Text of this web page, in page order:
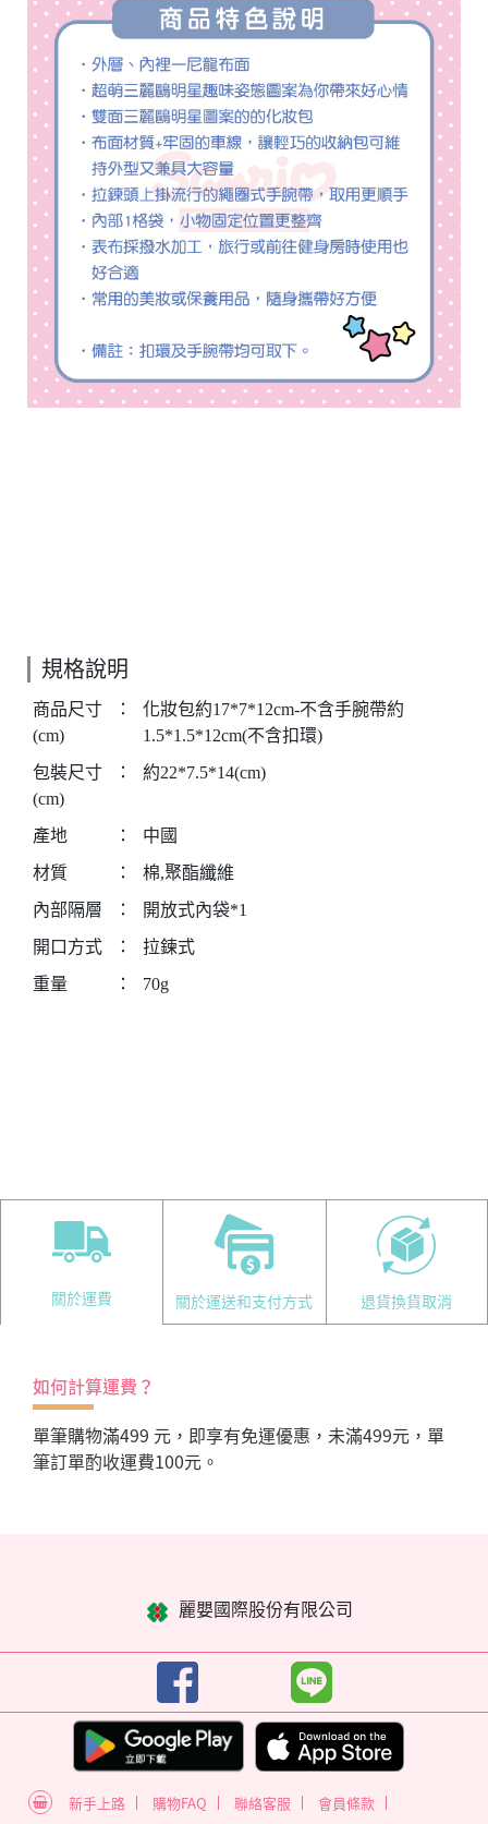
規格說明
商品尺寸
(cm)
：
化妝包約17*7*12cm-不含手腕帶約
1.5*1.5*12cm(不含扣環)
包裝尺寸
(cm)
： 約22*7.5*14(cm)
產地 ：
中國
材質
：
棉,聚酯纖維
內部隔層
：
開放式內袋*1
開口方式
：
拉鍊式
重量
： 70g
關於運費 關於運送和支付方式 退貨換貨取消
如何計算運費？
單筆購物滿499 元，即享有免運優惠，未滿499元，單
筆訂單酌收運費100元。
麗嬰國際股份有限公司
新手上路 購物FAQ 聯絡客服
會員條款